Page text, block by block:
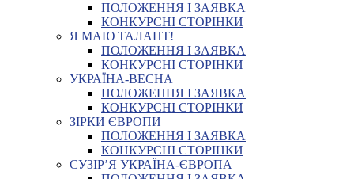
ПОЛОЖЕННЯ І ЗАЯВКА
КОНКУРСНІ СТОРІНКИ
Я МАЮ ТАЛАНТ!
ПОЛОЖЕННЯ І ЗАЯВКА
КОНКУРСНІ СТОРІНКИ
УКРАЇНА-ВЕСНА
ПОЛОЖЕННЯ І ЗАЯВКА
КОНКУРСНІ СТОРІНКИ
ЗІРКИ ЄВРОПИ
ПОЛОЖЕННЯ І ЗАЯВКА
КОНКУРСНІ СТОРІНКИ
СУЗІР’Я УКРАЇНА-ЄВРОПА